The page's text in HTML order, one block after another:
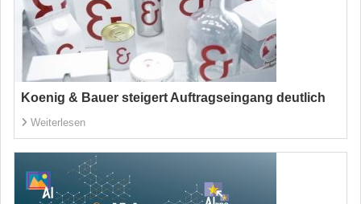
Koenig & Bauer steigert Auftragseingang deutlich
Weiterlesen